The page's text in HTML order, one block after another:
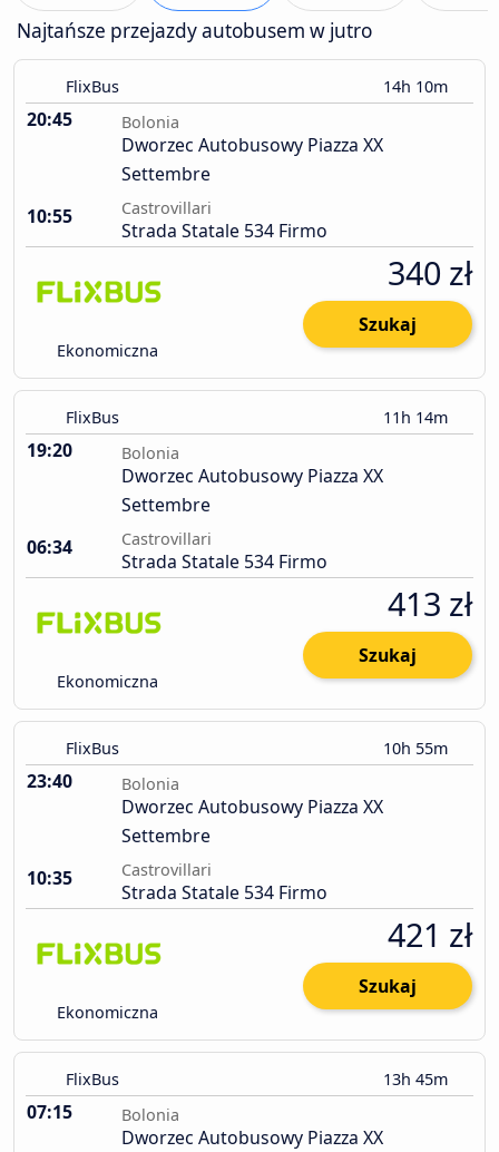
Najtańsze przejazdy autobusem w jutro
FlixBus 14h 10m
20:45 Bolonia
Dworzec Autobusowy Piazza XX
Settembre
10:55
Castrovillari
Strada Statale 534 Firmo
Ekonomiczna
340 zł
Szukaj
FlixBus 11h 14m
19:20 Bolonia
Dworzec Autobusowy Piazza XX
Settembre
06:34
Castrovillari
Strada Statale 534 Firmo
Ekonomiczna
413 zł
Szukaj
FlixBus 10h 55m
23:40 Bolonia
Dworzec Autobusowy Piazza XX
Settembre
10:35
Castrovillari
Strada Statale 534 Firmo
Ekonomiczna
421 zł
Szukaj
FlixBus 13h 45m
07:15 Bolonia
Dworzec Autobusowy Piazza XX